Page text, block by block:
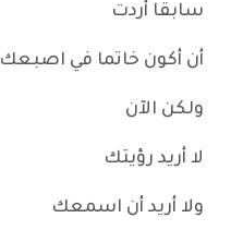
سابقا أردت
أن أكون خاتما في اصبعك
ولكن الآن
لا أريد رؤيتك
ولا أريد أن اسمعك